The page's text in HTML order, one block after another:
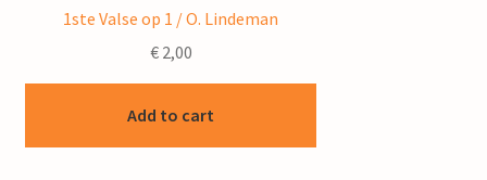
1ste Valse op 1 / O. Lindeman
€2,00
Add to cart